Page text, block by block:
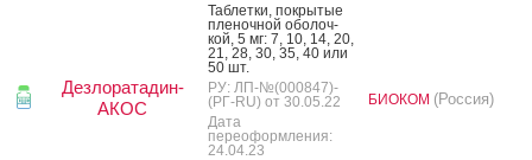
Дезлоратадин-
АКОС
Таб­летки, пок­ры­тые
пле­ноч­ной обо­лоч­
кой, 5 мг: 7, 10, 14, 20,
21, 28, 30, 35, 40 или
50 шт.
РУ: ЛП-№(000847)-
(РГ-RU) от 30.05.22
Дата
переоформления:
24.04.23
БИОКОМ (Россия)